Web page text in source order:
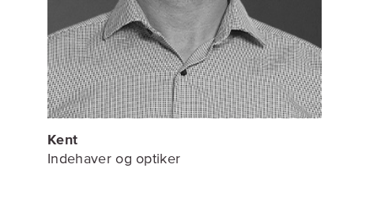
Kent
Indehaver og optiker